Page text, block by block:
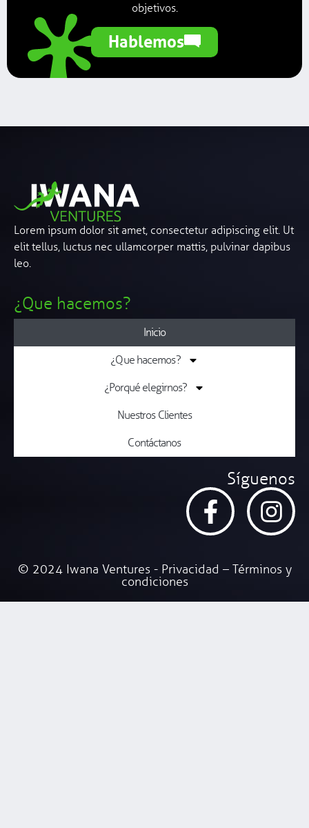
objetivos.
Hablemos
Lorem ipsum dolor sit amet, consectetur adipiscing elit. Ut
elit tellus, luctus nec ullamcorper mattis, pulvinar dapibus
leo.
¿Que hacemos?
Inicio
¿Que hacemos?
¿Porqué elegirnos?
Nuestros Clientes
Contáctanos
Síguenos
© 2024 Iwana Ventures - Privacidad – Términos y
condiciones